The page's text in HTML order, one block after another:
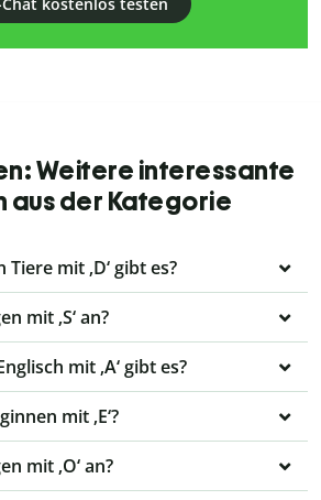
Weitere interessante
aus der Kategorie
mit ‚D‘ gibt es?
mit ‚S‘ an?
mit ‚A‘ gibt es?
mit ‚E‘?
mit ‚O‘ an?